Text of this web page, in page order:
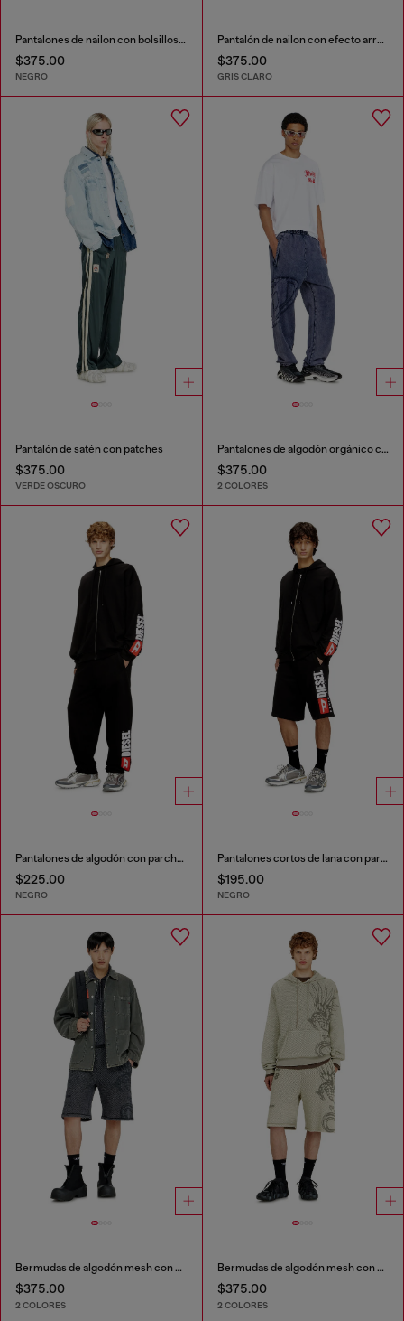
Pantalones de nailon con bolsillos cargo
$375.00
NEGRO
Pantalón de nailon con efecto arrugado
$375.00
GRIS CLARO
Pantalón de satén con patches
$375.00
VERDE OSCURO
Pantalones de algodón orgánico con parche Oval D
$375.00
2 COLORES
Pantalones de algodón con parche Diesel
$225.00
NEGRO
Pantalones cortos de lana con parche de logo maxi
$195.00
NEGRO
Bermudas de algodón mesh con estampados
$375.00
2 COLORES
Bermudas de algodón mesh con estampados
$375.00
2 COLORES